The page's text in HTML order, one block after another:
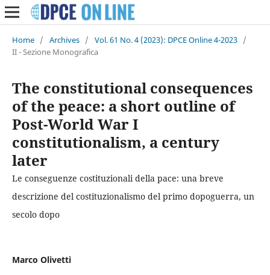
Home / Archives / Vol. 61 No. 4 (2023): DPCE Online 4-2023 /
II - Sezione Monografica
The constitutional consequences
of the peace: a short outline of
Post-World War I
constitutionalism, a century
later
Le conseguenze costituzionali della pace: una breve
descrizione del costituzionalismo del primo dopoguerra, un
secolo dopo
Marco Olivetti